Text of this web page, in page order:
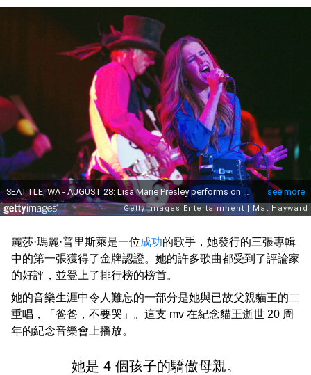
麗莎·瑪麗·普里斯萊是一位成功的歌手，她發行的三張專輯
中的第一張獲得了金牌認證。她的許多歌曲都受到了評論家
的好評，並登上了排行榜的榜首。
她的音樂生涯中令人難忘的一部分是她與已故父親貓王的二
重唱，「爸爸，不要哭」。這支 mv 在紀念貓王逝世 20 周
年的紀念音樂會上播放。
她是 4 個孩子的驕傲母親。